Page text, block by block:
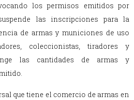
los permisos emitidos por
las inscripciones para la
de armas y municiones de uso
coleccionistas, tiradores y
las cantidades de armas y
que tiene el comercio de armas en